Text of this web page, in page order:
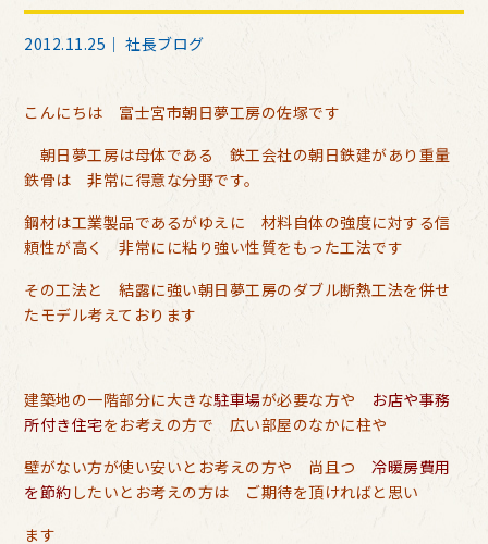
2012.11.25｜社長ブログ
こんにちは 富士宮市朝日夢工房の佐塚です
朝日夢工房は母体である 鉄工会社の朝日鉄建があり重量
鉄骨は 非常に得意な分野です。
鋼材は工業製品であるがゆえに 材料自体の強度に対する信
頼性が高く 非常にに粘り強い性質をもった工法です
その工法と 結露に強い朝日夢工房のダブル断熱工法を併せ
たモデル考えております
建築地の一階部分に大きな駐車場が必要な方や
お店や事務
所付き住宅をお考えの方で 広い部屋のなかに柱や
壁がない方が使い安いとお考えの方や 尚且つ
冷暖房費用
を節約 したいとお考えの方は ご期待を頂ければと思い
ます